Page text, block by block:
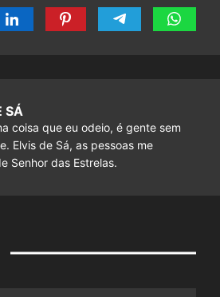
SÁ
coisa que eu odeio, é gente sem
Elvis de Sá, as pessoas me
Senhor das Estrelas.